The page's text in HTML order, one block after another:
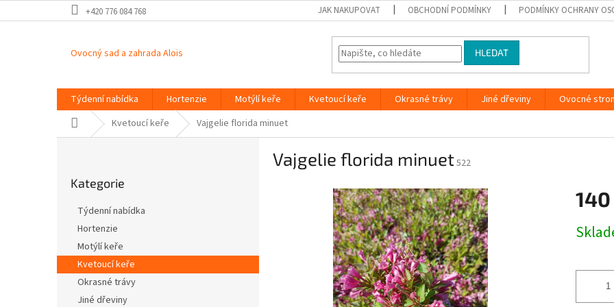
na
+420 776 084 768 JAK NAKUPOVAT OBCHODNÍ PODMÍNKY PODMÍNKY OCHRANY
Ovocný sad a zahrada Alois HLEDAT
Týdenní nabídka Hortenzie Motýlí keře Kvetoucí keře Okrasné trávy Jiné dřeviny Ovocné
Domů Kvetoucí keře Vajgelie florida minuet
kategorie
Kategorie
Týdenní nabídka
Hortenzie
Motýlí keře
Kvetoucí keře
Okrasné trávy
Jiné dřeviny
Vajgelie florida minuet522
140
cena: